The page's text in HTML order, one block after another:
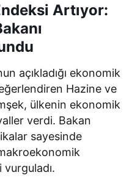
Artıyor:
açıkladığı ekonomik
Hazine ve
ülkenin ekonomik
verdi. Bakan
sayesinde